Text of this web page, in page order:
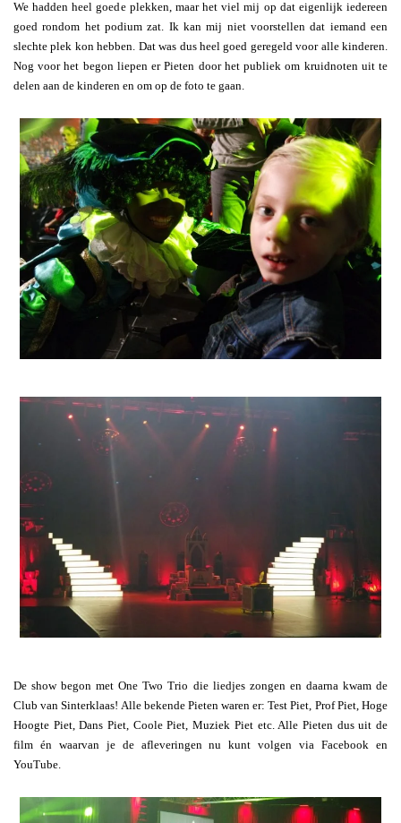
We hadden heel goede plekken, maar het viel mij op dat eigenlijk iedereen
goed rondom het podium zat. Ik kan mij niet voorstellen dat iemand een
slechte plek kon hebben. Dat was dus heel goed geregeld voor alle kinderen.
Nog voor het begon liepen er Pieten door het publiek om kruidnoten uit te
delen aan de kinderen en om op de foto te gaan.
De show begon met One Two Trio die liedjes zongen en daarna kwam de
Club van Sinterklaas! Alle bekende Pieten waren er: Test Piet, Prof Piet, Hoge
Hoogte Piet, Dans Piet, Coole Piet, Muziek Piet etc. Alle Pieten dus uit de
film én waarvan je de afleveringen nu kunt volgen via Facebook en
YouTube.